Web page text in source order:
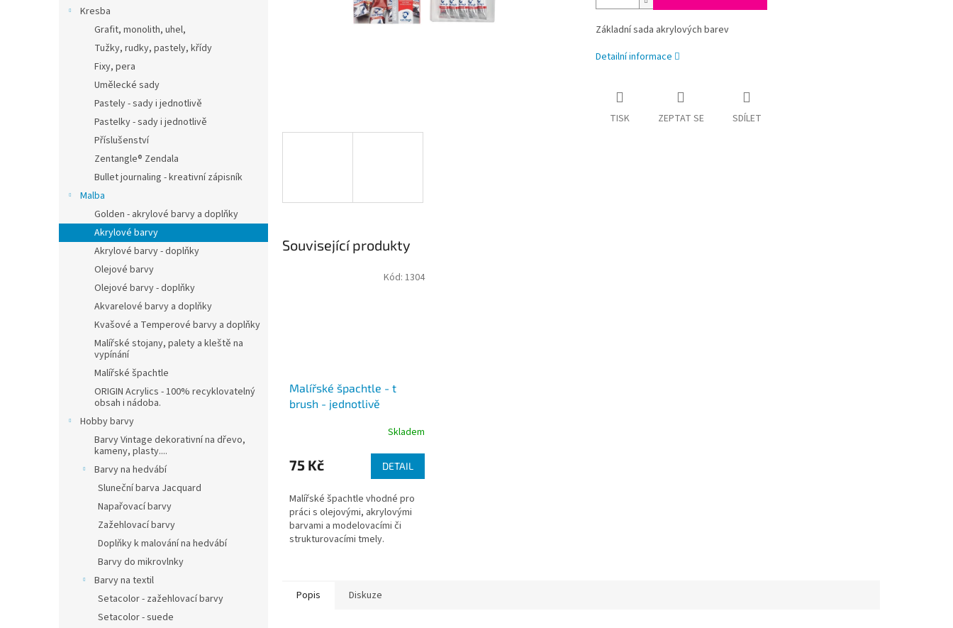
Kresba
Grafit, monolith, uhel,
Tužky, rudky, pastely, křídy
Fixy, pera
Umělecké sady
Pastely - sady i jednotlivě
Pastelky - sady i jednotlivě
Příslušenství
Zentangle® Zendala
Bullet journaling - kreativní zápisník
Malba
Golden - akrylové barvy a doplňky
Akrylové barvy
Akrylové barvy - doplňky
Olejové barvy
Olejové barvy - doplňky
Akvarelové barvy a doplňky
Kvašové a Temperové barvy a doplňky
Malířské stojany, palety a kleště na
vypínání
Malířské špachtle
ORIGIN Acrylics - 100% recyklovatelný
obsah i nádoba.
Hobby barvy
Barvy Vintage dekorativní na dřevo,
kameny, plasty....
Barvy na hedvábí
Sluneční barva Jacquard
Napařovací barvy
Zažehlovací barvy
Doplňky k malování na hedvábí
Barvy do mikrovlnky
Barvy na textil
Setacolor - zažehlovací barvy
Setacolor - suede
Základní sada akrylových barev
Detailní informace
TISK ZEPTAT SE SDÍLET
Související produkty
Malířské špachtle - t
brush - jednotlivě
Skladem
75 Kč DETAIL
Malířské špachtle vhodné pro
práci s olejovými, akrylovými
barvami a modelovacími či
strukturovacími tmely.
Kód: 1304
Popis Diskuze